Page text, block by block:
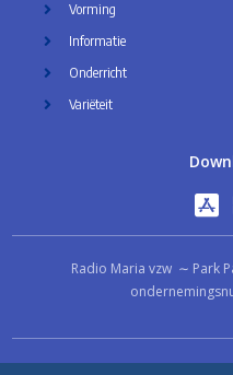
Vorming
Informatie
Onderricht
Variëteit
Radio Maria vzw ∼ Park